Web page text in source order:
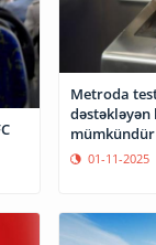
Metroda
mümkündür
01-11-2025